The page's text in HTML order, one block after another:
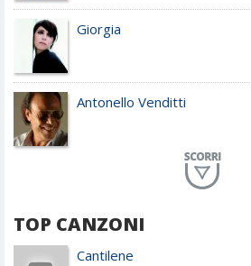
Giorgia
Antonello Venditti
Achille Lauro
TOP CANZONI
Cantilene